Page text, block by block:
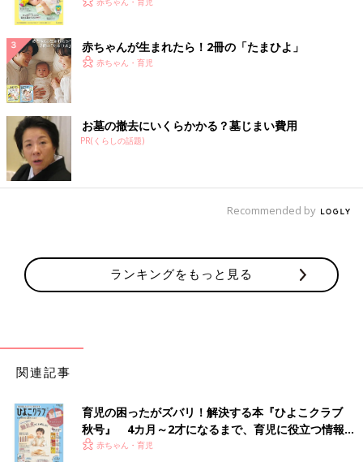
赤ちゃんが生まれたら！2冊の「たまひよ」
赤ちゃん・育児
お墓の撤去にいくらかかる？墓じまい費用
PR(くらしの話題)
Recommended by
ランキングをもっと見る
関連記事
育児の困ったがズバリ！解決する本『ひよこクラブ
秋号』 4カ月～2才になるまで、育児に役立つ情報が
いっぱい！
赤ちゃん・育児